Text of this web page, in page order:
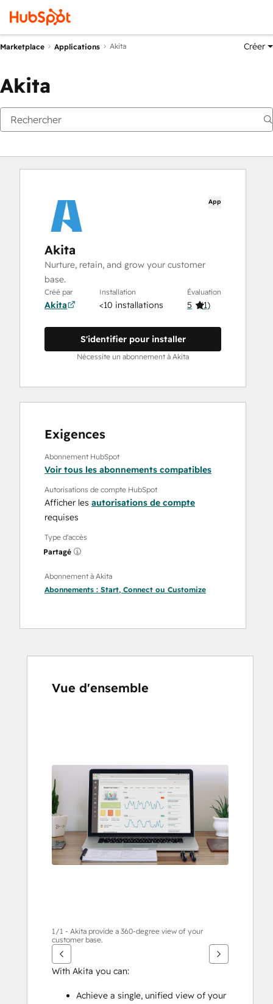
Marketplace Applications Akita Créer
Akita
App
Akita
Nurture, retain, and grow your customer
base.
Créé par
Akita
Installation
<10 installations
Évaluation
5 (1)
S'identifier pour installer
Nécessite un abonnement à Akita
Exigences
Abonnement HubSpot
Voir tous les abonnements compatibles
Autorisations de compte HubSpot
Afficher les autorisations de compte
requises
Type d'accès
Partagé
Abonnement à Akita
Abonnements : Start, Connect ou Customize
Vue d'ensemble
pour
voir
d'autres
éléments
1/1 - Akita provide a 360-degree view of your
customer base.
With Akita you can:
Achieve a single, unified view of your